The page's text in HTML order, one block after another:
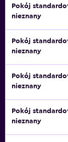
miasto,
Al Iwan
Al Mahara
morza. W
Ocean Blue &
W pobliżu
Skyview
od hotelu i
odkrywania
Pokój
nieznany
Pokój
nieznany
Pokój
nieznany
Pokój
nieznany